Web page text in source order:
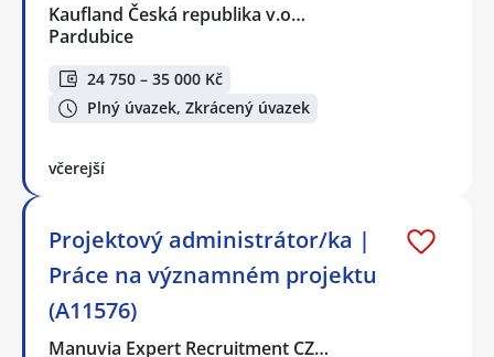
Kaufland Česká republika v.o…
Pardubice
24 750 – 35 000 Kč
Plný úvazek, Zkrácený úvazek
včerejší
Projektový administrátor/ka |
Práce na významném projektu
(A11576)
Manuvia Expert Recruitment CZ…